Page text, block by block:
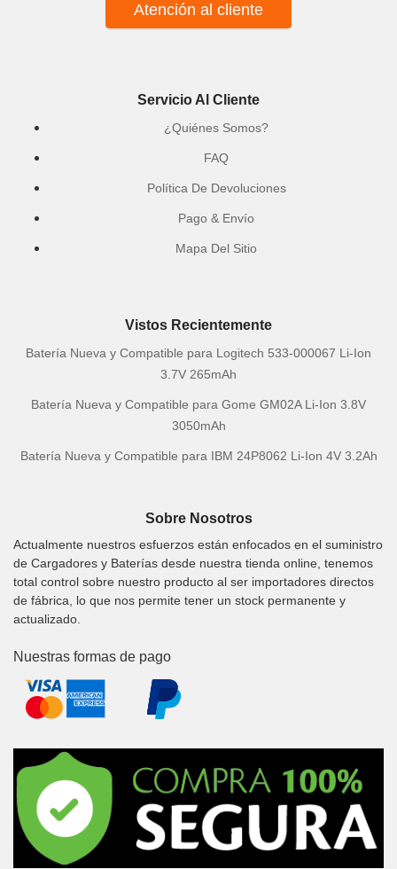
Atención al cliente
Servicio Al Cliente
¿Quiénes Somos?
FAQ
Política De Devoluciones
Pago & Envío
Mapa Del Sitio
Vistos Recientemente
Batería Nueva y Compatible para Logitech 533-000067 Li-Ion
3.7V 265mAh
Batería Nueva y Compatible para Gome GM02A Li-Ion 3.8V
3050mAh
Batería Nueva y Compatible para IBM 24P8062 Li-Ion 4V 3.2Ah
Sobre Nosotros
Actualmente nuestros esfuerzos están enfocados en el suministro
de Cargadores y Baterías desde nuestra tienda online, tenemos
total control sobre nuestro producto al ser importadores directos
de fábrica, lo que nos permite tener un stock permanente y
actualizado.
Nuestras formas de pago